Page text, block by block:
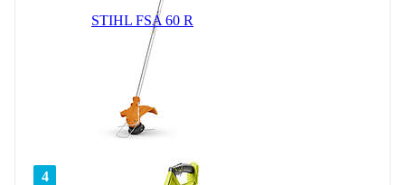
STIHL FSA 60 R
4